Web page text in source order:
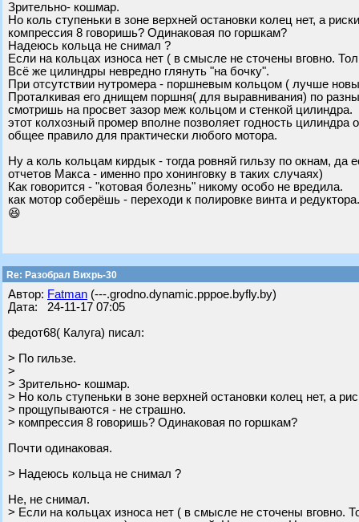
Зрительно- кошмар.
Но коль ступеньки в зоне верхней остановки колец нет, а
компрессия 8 говоришь? Одинаковая по горшкам?
Надеюсь кольца не снимал ?
Если на кольцах износа нет ( в смысле не сточены вговно.
Всё же цилиндры невредно глянуть "на бочку".
При отсутствии нутромера - поршневым кольцом ( лучше
Проталкивая его днищем поршня( для выравнивания) по
смотришь на просвет зазор меж кольцом и стенкой цилиндра.
этот колхозный промер вполне позволяет годность цилиндра
общее правило для практически любого мотора.
Ну а коль кольцам кирдык - тогда ровняй гильзу по окнам,
отчетов Макса - именно про хонинговку в таких случаях)
Как говорится - "котовая болезнь" никому особо не вредила.
как мотор соберёшь - переходи к полировке винта и
😆
Re: Разобрал Вихрь-30
Автор: Fatman (---.grodno.dynamic.pppoe.byfly.by)
Дата: 24-11-17 07:05
федот68( Калуга) писал:
> По гильзе.
>
> Зрительно- кошмар.
> Но коль ступеньки в зоне верхней остановки колец нет, а
> прощупываются - не страшно.
> компрессия 8 говоришь? Одинаковая по горшкам?
Почти одинаковая.
> Надеюсь кольца не снимал ?
Не, не снимал.
> Если на кольцах износа нет ( в смысле не сточены вговно.